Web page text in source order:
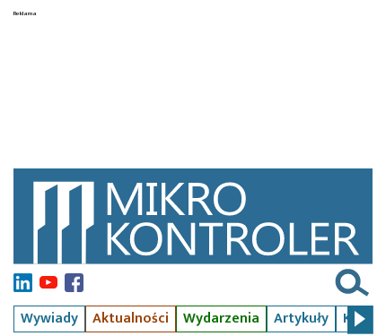
Wywiady Aktualności Wydarzenia Artykuły Kursy